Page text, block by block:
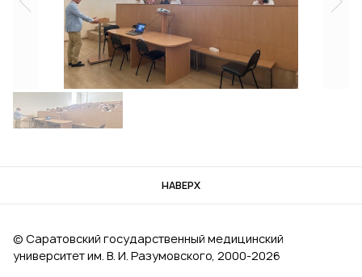
НАВЕРХ
© Саратовский государственный медицинский
университет им. В. И. Разумовского, 2000‑2026